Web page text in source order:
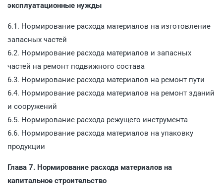
эксплуатационные нужды
6.1. Нормирование расхода материалов на изготовление
запасных частей
6.2. Нормирование расхода материалов и запасных
частей на ремонт подвижного состава
6.3. Нормирование расхода материалов на ремонт пути
6.4. Нормирование расхода материалов на ремонт зданий
и сооружений
6.5. Нормирование расхода режущего инструмента
6.6. Нормирование расхода материалов на упаковку
продукции
Глава 7. Нормирование расхода материалов на
капитальное строительство